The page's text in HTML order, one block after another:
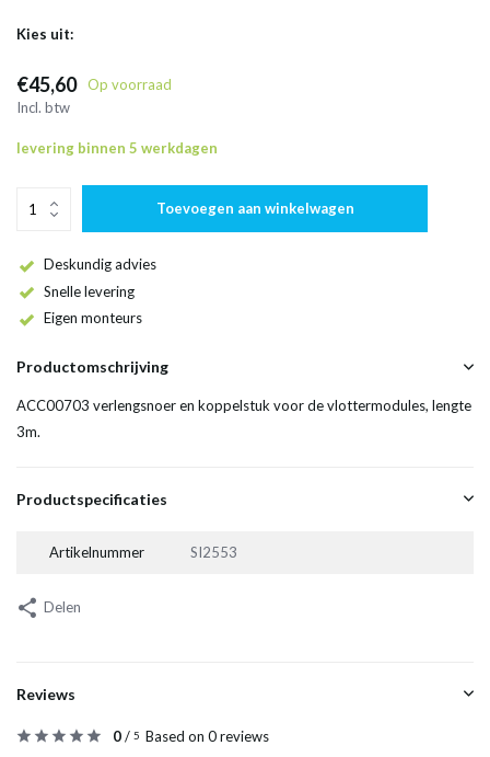
Kies uit:
€45,60
Op voorraad
Incl. btw
levering binnen 5 werkdagen
Toevoegen aan winkelwagen
Deskundig advies
Snelle levering
Eigen monteurs
Productomschrijving
ACC00703 verlengsnoer en koppelstuk voor de vlottermodules, lengte
3m.
Productspecificaties
Artikelnummer SI2553
Delen
Reviews
0/ 5 Based on 0 reviews